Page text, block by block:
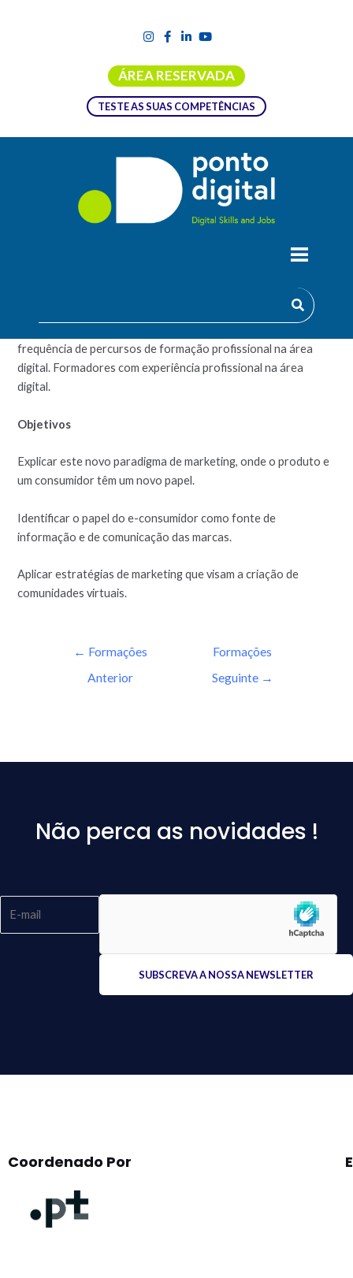
ÁREA RESERVADA
TESTE AS SUAS COMPETÊNCIAS
, a formação visa
frequência de percursos de formação profissional na área
digital. Formadores com experiência profissional na área
digital.
Objetivos
Explicar este novo paradigma de marketing, onde o produto e
um consumidor têm um novo papel.
Identificar o papel do e-consumidor como fonte de
informação e de comunicação das marcas.
Aplicar estratégias de marketing que visam a criação de
comunidades virtuais.
← Formações
Anterior
Formações
Seguinte →
Não perca as novidades !
Coordenado Por